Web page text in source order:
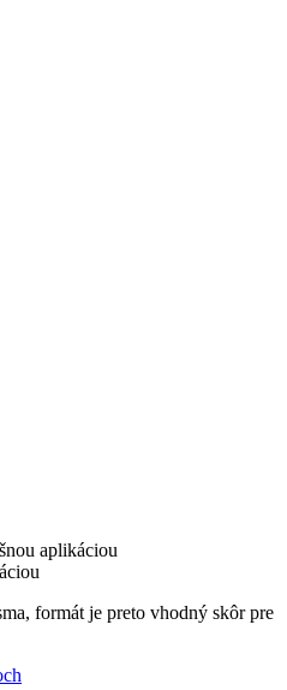
aplikáciou
formát je preto vhodný skôr pre